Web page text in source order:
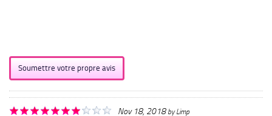
Soumettre votre propre avis
Nov 18, 2018byLimp